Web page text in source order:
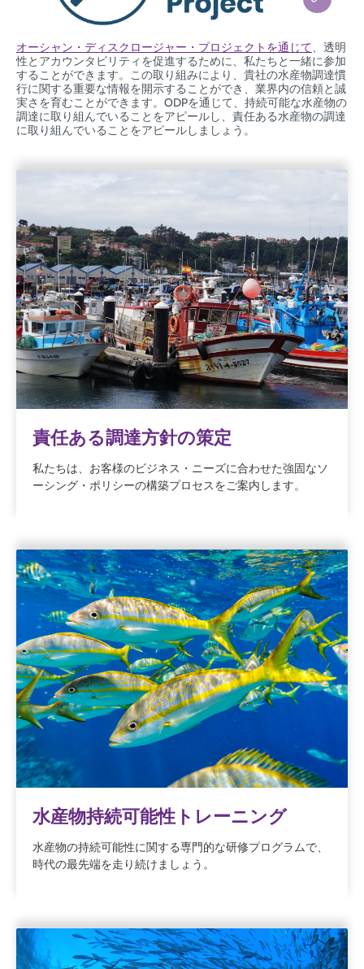
オーシャン・ディスクロージャー・プロジェクトを通じて、透明
性とアカウンタビリティを促進するために、私たちと一緒に参加
することができます。この取り組みにより、貴社の水産物調達慣
行に関する重要な情報を開示することができ、業界内の信頼と誠
実さを育むことができます。ODPを通じて、持続可能な水産物の
調達に取り組んでいることをアピールし、責任ある水産物の調達
に取り組んでいることをアピールしましょう。
責任ある調達方針の策定
私たちは、お客様のビジネス・ニーズに合わせた強固なソ
ーシング・ポリシーの構築プロセスをご案内します。
水産物持続可能性トレーニング
水産物の持続可能性に関する専門的な研修プログラムで、
時代の最先端を走り続けましょう。